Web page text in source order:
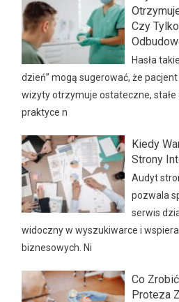
Czy
Hasła
dzień” mogą sugerować, że
wizyty otrzymuje ostateczne, stałe
praktyce n
Kiedy
Strony
Audyt
pozwala
serwis
widoczny w wyszukiwarce i
biznesowych. Ni
Co
Proteza